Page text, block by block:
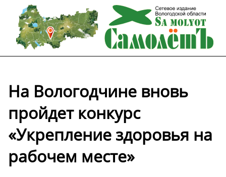
На Вологодчине вновь
пройдет конкурс
«Укрепление здоровья на
рабочем месте»